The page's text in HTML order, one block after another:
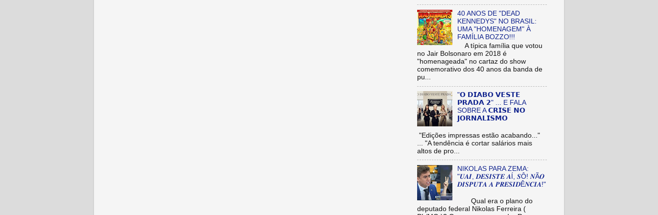
40 ANOS DE "DEAD
KENNEDYS" NO BRASIL:
UMA "HOMENAGEM" À
FAMÍLIA BOZZO!!!
A típica família que votou
no Jair Bolsonaro em 2018 é
"homenageada" no cartaz do show
comemorativo dos 40 anos da banda de
pu...
"𝗢 𝗗𝗜𝗔𝗕𝗢 𝗩𝗘𝗦𝗧𝗘
𝗣𝗥𝗔𝗗𝗔 𝟮" ... E FALA
SOBRE A 𝗖𝗥𝗜𝗦𝗘 𝗡𝗢
𝗝𝗢𝗥𝗡𝗔𝗟𝗜𝗦𝗠𝗢
"Edições impressas estão acabando..."
... "A tendência é cortar salários mais
altos de pro...
NIKOLAS PARA ZEMA:
"𝑼𝑨𝑰, 𝑫𝑬𝑺𝑰𝑺𝑻𝑬 𝑨Í, 𝑺Ô! 𝑵Ã𝑶
𝑫𝑰𝑺𝑷𝑼𝑻𝑨 𝑨 𝑷𝑹𝑬𝑺𝑰𝑫Ê𝑵𝑪𝑰𝑨!"
Qual era o plano do
deputado federal Nikolas Ferreira (